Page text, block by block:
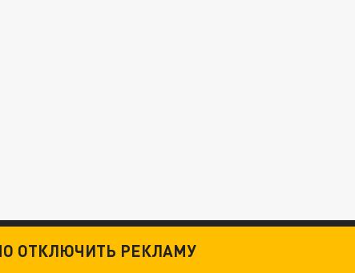
ОТКЛЮЧИТЬ РЕКЛАМУ